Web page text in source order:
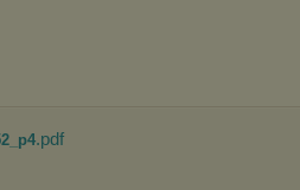
.pdf